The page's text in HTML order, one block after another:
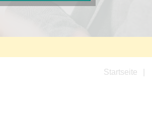
Startseite